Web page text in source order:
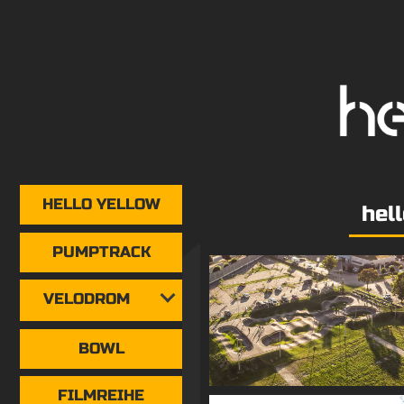
HELLO YELLOW
PUMPTRACK
VELODROM
BOWL
FILMREIHE